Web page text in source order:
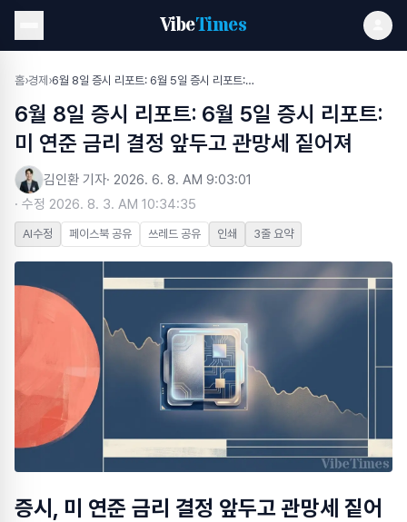
VibeTimes
홈›경제 › 6월 8일 증시 리포트: 6월 5일 증시 리포트: 미 연준 금리 결정 앞두고 관망세 짙어져
6월 8일 증시 리포트: 6월 5일 증시 리포트:
미 연준 금리 결정 앞두고 관망세 짙어져
김인환 기자· 2026. 6. 8. AM 9:03:01
· 수정 2026. 8. 3. AM 10:34:35
AI수정 페이스북 공유 쓰레드 공유 인쇄 3줄 요약
증시, 미 연준 금리 결정 앞두고 관망세 짙어